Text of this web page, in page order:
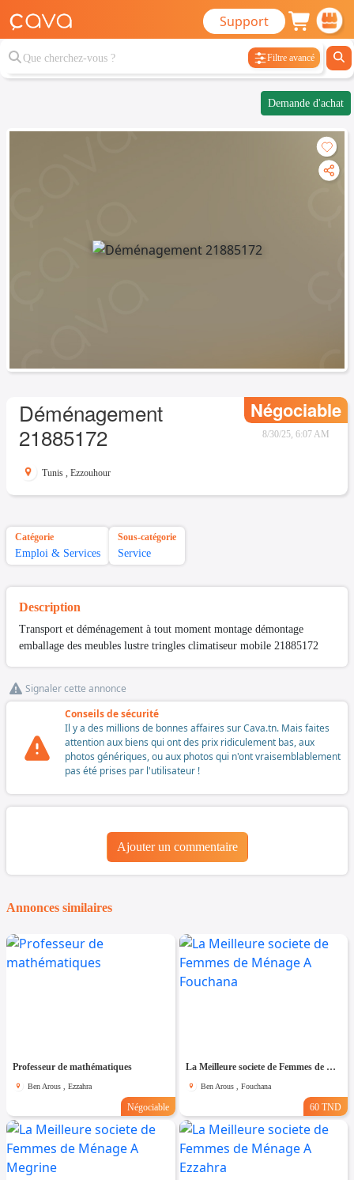
Support
Filtre avancé
Demande d'achat
Déménagement
21885172
Négociable
8/30/25, 6:07 AM
Tunis , Ezzouhour
Catégorie
Emploi & Services
Sous-catégorie
Service
Description
Transport et déménagement à tout moment montage démontage
emballage des meubles lustre tringles climatiseur mobile 21885172
Signaler cette annonce
Conseils de sécurité
Il y a des millions de bonnes affaires sur Cava.tn. Mais faites
attention aux biens qui ont des prix ridiculement bas, aux
photos génériques, ou aux photos qui n'ont vraisemblablement
pas été prises par l'utilisateur !
Ajouter un commentaire
Annonces similaires
Professeur de mathématiques
Ben Arous , Ezzahra
Négociable
La Meilleure societe de Femmes de Ménage A Fouchana
Ben Arous , Fouchana
60 TND